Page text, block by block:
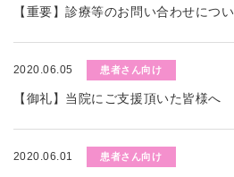
【重要】診療等のお問い合わせにつ
2020.06.05 患者さん向け
【御礼】当院にご支援頂いた皆様へ
2020.06.01 患者さん向け